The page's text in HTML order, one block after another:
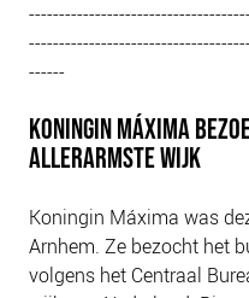
------
KONINGIN MÁXIMA
ALLERARMSTE WIJK
Koningin Máxima was
Arnhem. Ze bezocht het
volgens het Centraal